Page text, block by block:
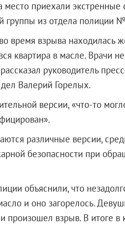
место приехали
группы из отдела полиции
время взрыва находилась
квартира в масле. Врачи
руководитель
Валерий Горелых.
версии, «что-то
различные версии,
безопасности при
объяснили, что
и оно загорелось.
произошел взрыв. В итоге